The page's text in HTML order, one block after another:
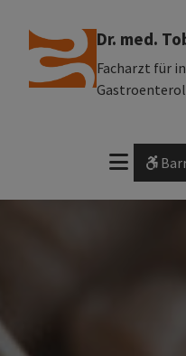
Dr. med.
Facharzt für